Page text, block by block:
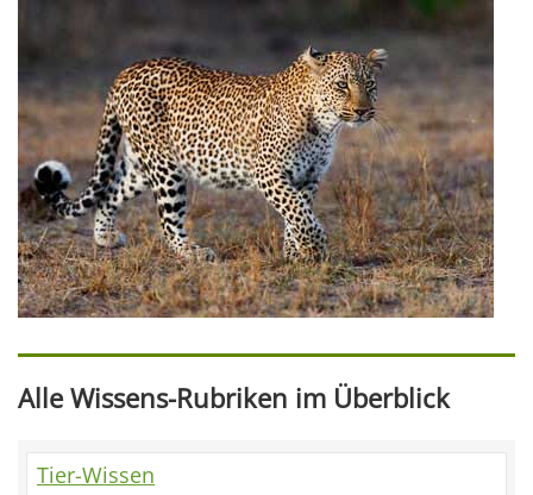
Alle Wissens-Rubriken im Überblick
Tier-Wissen